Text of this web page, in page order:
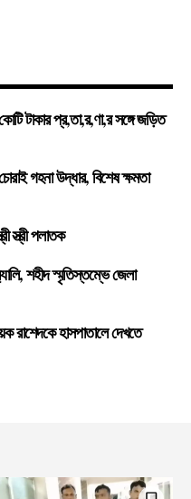
টাকার প্র,তা,র,ণা,র সঙ্গে জড়িত
গহনা উদ্ধার, বিশেষ ক্ষমতা
স্ত্রী পলাতক
শহীদ স্মৃতিস্তম্ভে জেলা
রাশেদকে হাসপাতালে দেখতে